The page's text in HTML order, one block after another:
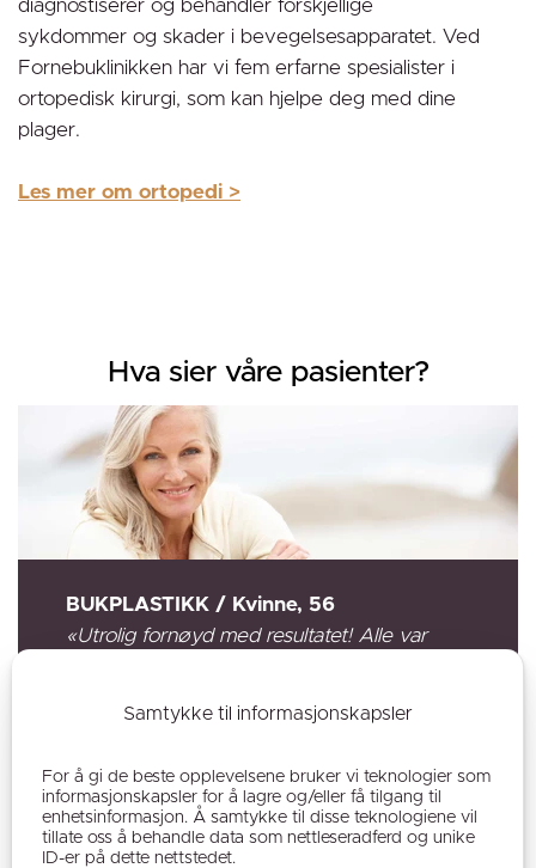
diagnostiserer og behandler forskjellige
sykdommer og skader i bevegelsesapparatet. Ved
Fornebuklinikken har vi fem erfarne spesialister i
ortopedisk kirurgi, som kan hjelpe deg med dine
plager.
Les mer om ortopedi >
Hva sier våre pasienter?
BUKPLASTIKK / Kvinne, 56
«Utrolig fornøyd med resultatet! Alle var
bekymringer. Det har nå gått 9 mnd. siden
min nye mage.»
- Kvinne operert av Dr.Barstad
Samtykke til informasjonskapsler
For å gi de beste opplevelsene bruker vi teknologier som
informasjonskapsler for å lagre og/eller få tilgang til
enhetsinformasjon. Å samtykke til disse teknologiene vil
tillate oss å behandle data som nettleseradferd og unike
ID-er på dette nettstedet.